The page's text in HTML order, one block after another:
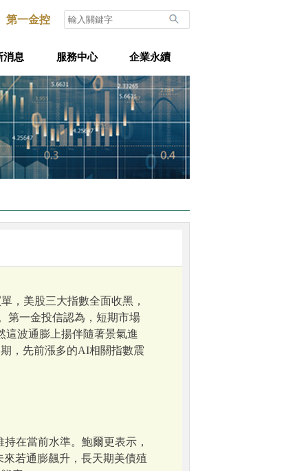
第一金控
消息 服務中心 企業永續
，美股三大指數全面收黑，
第一金投信認為，短期市場
這波通膨上揚伴隨著景氣進
，先前漲多的AI相關指數震
在當前水準。鮑爾更表示，
若通膨飆升，長天期美債殖